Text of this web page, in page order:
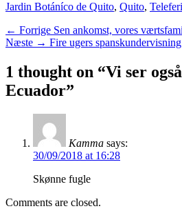
Jardin Botáníco de Quito, Quito,
Indlægsnavigation
← Forrige Previous
post:
Sen ankomst, vores
Næste → Next
Fire ugers
1 thought on “Vi ser
Ecuador”
Kamma says:
30/09/2018 at 16:28
Skønne fugle
Comments are closed.